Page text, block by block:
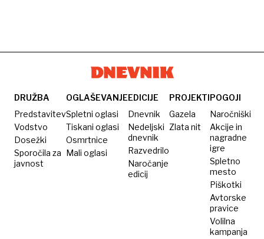
DRUŽBA
Predstavitev
Vodstvo
Dosežki
Sporočila za
javnost
OGLAŠEVANJE
Spletni oglasi
Tiskani oglasi
Osmrtnice
Mali oglasi
EDICIJE
Dnevnik
Nedeljski
dnevnik
Razvedrilo
Naročanje
edicij
PROJEKTI
Gazela
Zlata nit
POGOJI
Naročniški
Akcije in
nagradne
igre
Spletno
mesto
Piškotki
Avtorske
pravice
Volilna
kampanja